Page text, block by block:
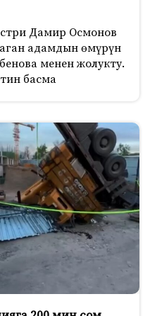
Дамир Осмонов
адамдын өмүрүн
менен жолукту.
басма